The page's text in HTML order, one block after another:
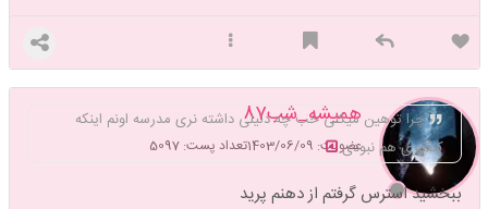
همیشه_شب87
عضویت: 1403/06/09 تعداد پست: 5097
چرا توهین میکنی خب چه دلیلی داشته نری مدرسه اونم اینکه
کنکوری هم نبودی
ببخشید استرس گرفتم از دهنم پرید